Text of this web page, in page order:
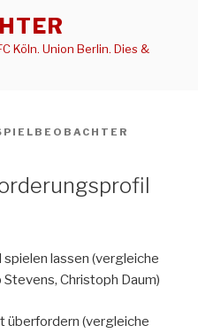
Köln. Union Berlin. Dies &
lassen (vergleiche
Stevens, Christoph Daum)
überfordern (vergleiche